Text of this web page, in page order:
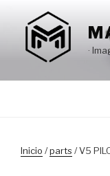
contenido
·
Inicio /parts / V5